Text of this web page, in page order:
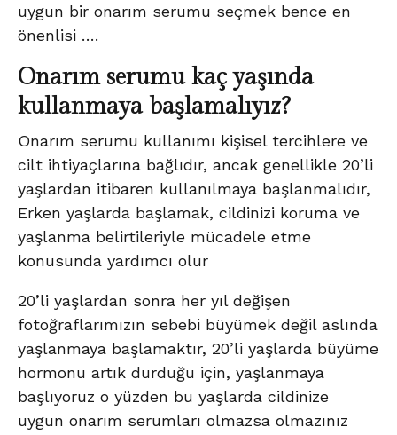
uygun bir onarım serumu seçmek bence en
önenlisi ….
Onarım serumu kaç yaşında
kullanmaya başlamalıyız?
Onarım serumu kullanımı kişisel tercihlere ve
cilt ihtiyaçlarına bağlıdır, ancak genellikle 20’li
yaşlardan itibaren kullanılmaya başlanmalıdır,
Erken yaşlarda başlamak, cildinizi koruma ve
yaşlanma belirtileriyle mücadele etme
konusunda yardımcı olur
20’li yaşlardan sonra her yıl değişen
fotoğraflarımızın sebebi büyümek değil aslında
yaşlanmaya başlamaktır, 20’li yaşlarda büyüme
hormonu artık durduğu için, yaşlanmaya
başlıyoruz o yüzden bu yaşlarda cildinize
uygun onarım serumları olmazsa olmazınız